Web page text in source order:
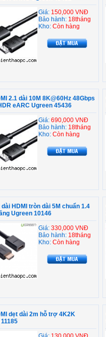
Giá: 150,000 VNĐ
Bảo hành: 18tháng
Kho: Còn hàng
2.1 dài 10M 8K@60Hz 48Gbps
eARC Ugreen 45436
Giá: 690,000 VNĐ
Bảo hành: 18tháng
Kho: Còn hàng
dài HDMI tròn dài 5M chuẩn 1.4
Ugreen 10146
Giá: 330,000 VNĐ
Bảo hành: 18tháng
Kho: Còn hàng
dẹt dài 2m hỗ trợ 4K2K